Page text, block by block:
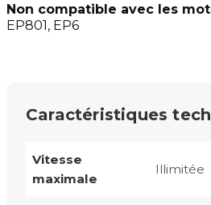
Non compatible avec les
EP801, EP6
Caractéristiques
Vitesse
maximale
Illimitée